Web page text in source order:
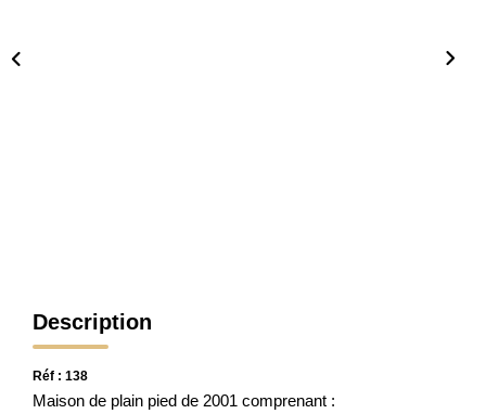
Description
Réf : 138
Maison de plain pied de 2001 comprenant :